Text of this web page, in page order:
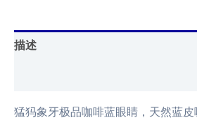
描述
猛犸象牙极品咖啡蓝眼睛，天然蓝